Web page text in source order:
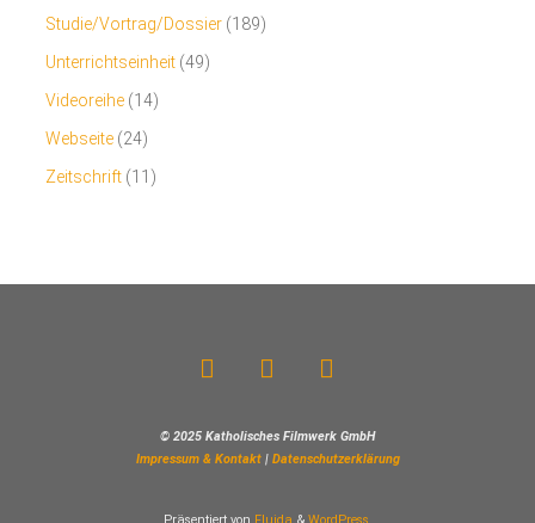
Studie/Vortrag/Dossier (189)
Unterrichtseinheit (49)
Videoreihe (14)
Webseite (24)
Zeitschrift (11)
© 2025 Katholisches Filmwerk GmbH
Impressum & Kontakt| Datenschutzerklärung